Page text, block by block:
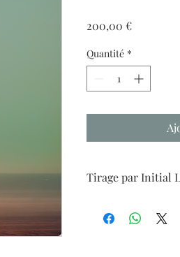
200,00 €Prix
Quantité *
Tirage par Initial
cadre 24x30cm